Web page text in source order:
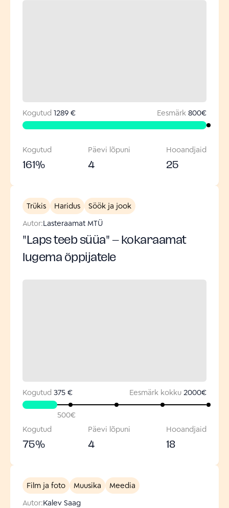
Kogutud 1289 € Eesmärk 800€
Kogutud
161%
Päevi lõpuni
4
Hooandjaid
25
Trükis Haridus
Söök ja jook
Autor:Lasteraamat MTÜ
"Laps teeb süüa" – kokaraamat
lugema õppijatele
Kogutud 375 € Eesmärk kokku 2000€
500€
Kogutud
75%
Päevi lõpuni
4
Hooandjaid
18
Film ja foto Muusika
Meedia
Autor:Kalev Saag